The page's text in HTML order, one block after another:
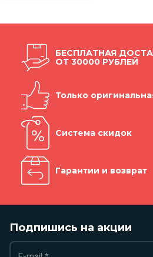
БЕСПЛАТНАЯ
ОТ 30000 РУБЛЕЙ
Только
Система скидок
Гарантии и возврат
Подпишись на акции